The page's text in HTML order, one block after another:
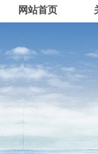
网站首页